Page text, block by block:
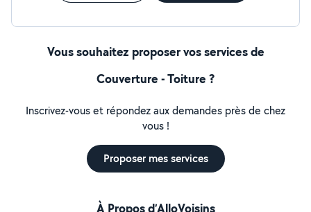
Vous souhaitez proposer vos services de
Couverture - Toiture ?
Inscrivez-vous et répondez aux demandes près de chez
vous !
Proposer mes services
À Propos d’AlloVoisins